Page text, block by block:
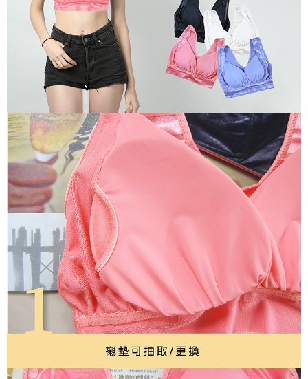
３．未成年的使用者請事先徵得法定代理人或監護人之同意方可使用
「AFTEE先享後付」，若未經同意申辦者引起之損失，本公司不負相關責
４．使用「AFTEE先享後付」時，將依據個別帳號之用戶狀況，依本公司即
時審查核予不同之上限額度；若仍有額度不足之情形，本公司將視審查結果
請求用戶進行身份認證。
５．嚴禁一人註冊多個帳號或使用他人資訊註冊。若發現惡意使用之情形，
恩沛科技股份有限公司將有權停止該用戶之使用額度並採取法律行動。